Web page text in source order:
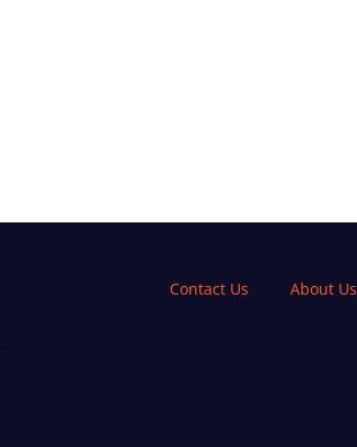
Contact Us About Us